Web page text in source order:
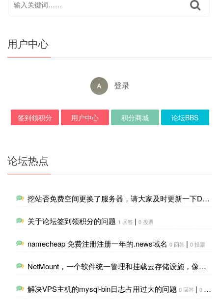
用户中心
登录
签到领积分 用户中心 积分商城 论坛BBS
论坛热点
挖站否免费空间更换了服务器，请大家及时更新一下DNS解析
关于论坛签到领积分的问题 1 回答 | 0 投票
namecheap 免费注册注册一年的.news域名 0 回答 | 0 投票
NetMount，一个软件统一管理和挂载云存储设施，像本地磁盘一样管理
解决VPS主机的mysql-bin日志占用过大的问题 0 回答 | 0 投票